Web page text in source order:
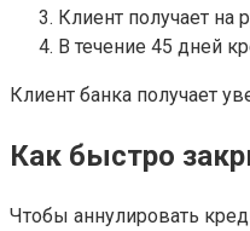
Клиент получает на
В течение 45 дней
Клиент банка получает
Как быстро
Чтобы аннулировать